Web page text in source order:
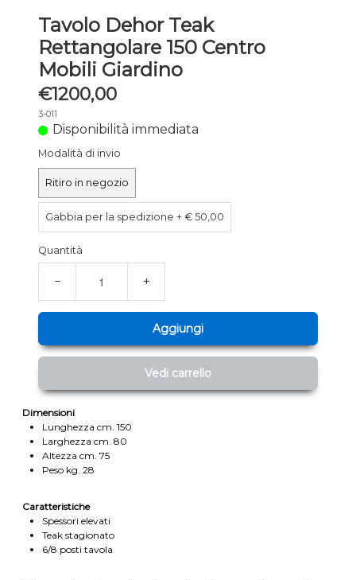
Tavolo Dehor Teak
Rettangolare 150 Centro
Mobili Giardino
€1200,00
3-011
Disponibilità immediata
Modalità di invio
Ritiro in negozio
Gabbia per la spedizione + € 50,00
Quantità
− +
Aggiungi
Vedi carrello
Dimensioni
Lunghezza cm. 150
Larghezza cm. 80
Altezza cm. 75
Peso kg. 28
Caratteristiche
Spessori elevati
Teak stagionato
6/8 posti tavola